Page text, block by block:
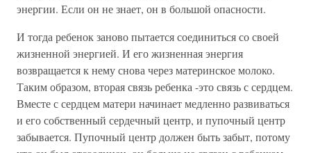
энергии. Если он не знает, он в большой опасности.
И тогда ребенок заново пытается соединиться со своей
жизненной энергией. И его жизненная энергия
возвращается к нему снова через материнское молоко.
Таким образом, вторая связь ребенка -это связь с сердцем.
Вместе с сердцем матери начинает медленно развиваться
и его собственный сердечный центр, и пупочный центр
забывается. Пупочный центр должен быть забыт, потому